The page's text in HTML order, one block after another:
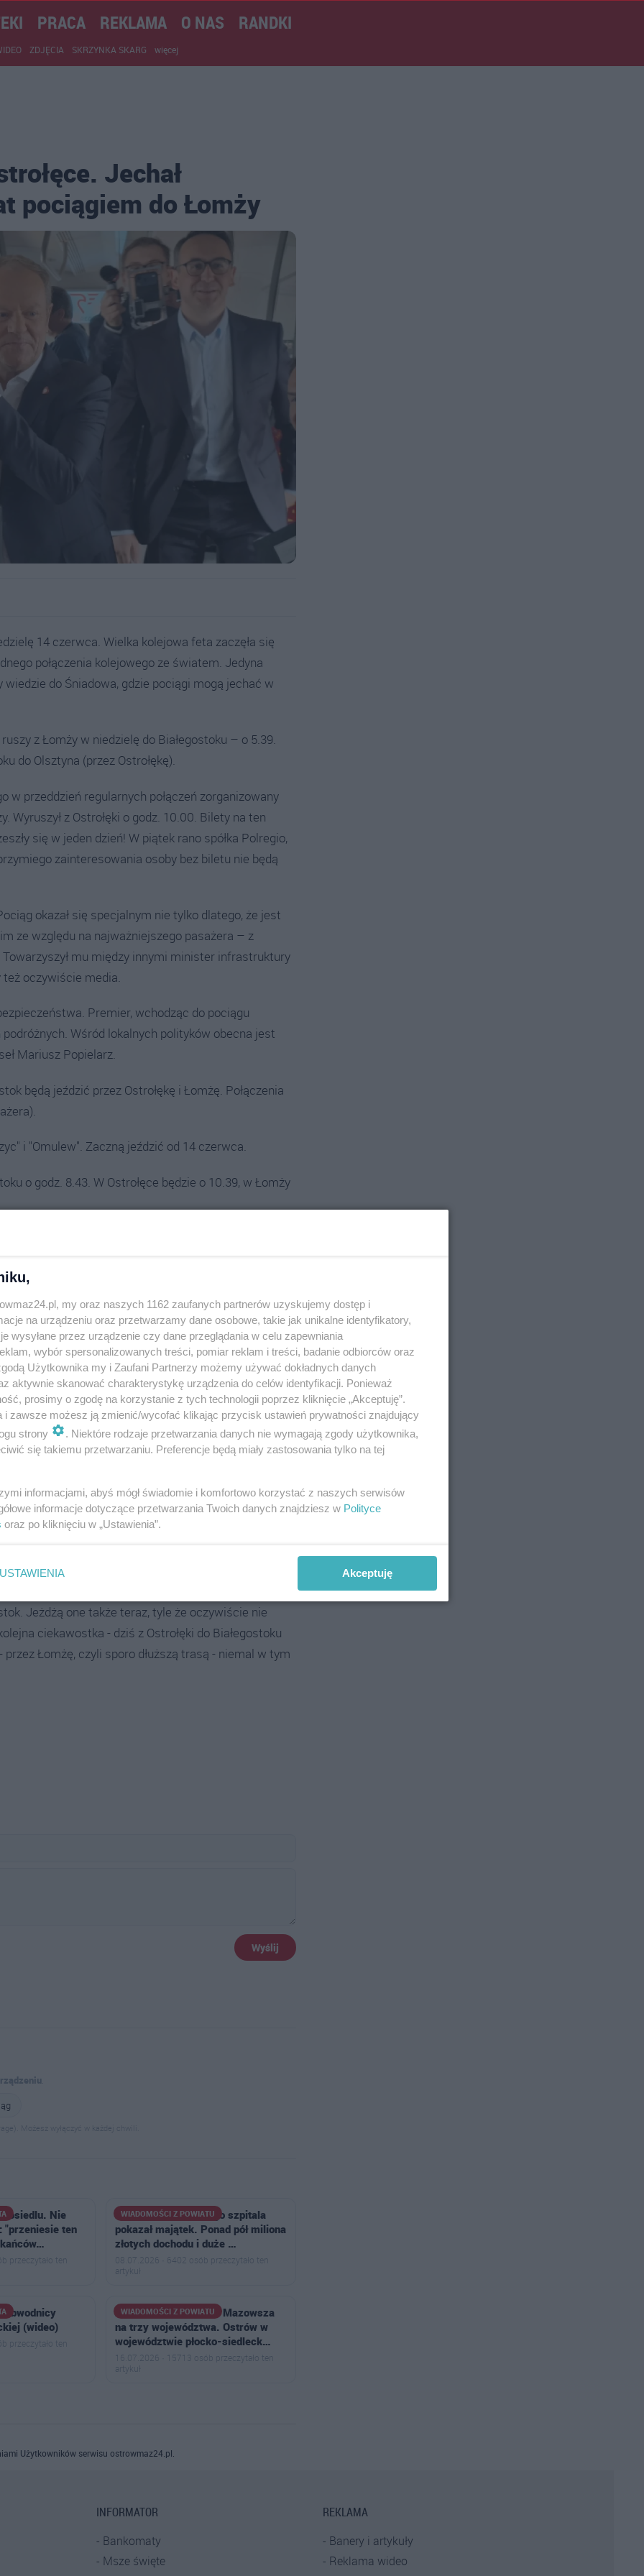
PRACA REKLAMA O NAS RANDKI
ZDJĘCIA SKRZYNKA SKARG więcej
Jechał
pociągiem do Łomży
14 czerwca. Wielka kolejowa feta zaczęła się
połączenia kolejowego ze światem. Jedyna
do Śniadowa, gdzie pociągi mogą jechać w
z Łomży w niedzielę do Białegostoku – o 5.39.
do Olsztyna (przez Ostrołękę).
w przeddzień regularnych połączeń zorganizowany
Wyruszył z Ostrołęki o godz. 10.00. Bilety na ten
się w jeden dzień! W piątek rano spółka Polregio,
zainteresowania osoby bez biletu nie będą
okazał się specjalnym nie tylko dlatego, że jest
ze względu na najważniejszego pasażera – z
Towarzyszył mu między innymi minister infrastruktury
też oczywiście media.
Premier, wchodząc do pociągu
Wśród lokalnych polityków obecna jest
Mariusz Popielarz.
będą jeździć przez Ostrołękę i Łomżę. Połączenia
i "Omulew". Zaczną jeździć od 14 czerwca.
o godz. 8.43. W Ostrołęce będzie o 10.39, w Łomży
o 14.56, w Ostrołęce - o 15.27, w Olsztynie - o
dla tych, którzy z Ostrołęki będą się chcieli
z Ostrołęki o 6.44, żeby do Olsztyna dojechać na
będzie o 21.12 (w Łomży o 21.49, w Białymstoku o
Od 14 czerwca z Ostrołęki do Łomży tymi
o 13.52 (przyjazd: 14.27) i o 18.30 (przyjazd:
13.21) i 17.39 (przyjazd: 18.14).
na stacjach: Kurpie, Śniadowo, Koziki i Konarzyce.
Jeżdżą one także teraz, tyle że oczywiście nie
ciekawostka - dziś z Ostrołęki do Białegostoku
Łomżę, czyli sporo dłuższą trasą - niemal w tym
Wyślij
.
Możesz wyłączyć w każdej chwili.
osiedlu. Nie
"przeniesie ten
przeczytało ten
WIADOMOŚCI Z POWIATU
Dyrektor ostrowskiego szpitala
pokazał majątek. Ponad pół miliona
złotych dochodu i duże …
08.07.2026 · 6402 osób przeczytało ten
artykuł
obwodnicy
(wideo)
przeczytało ten
WIADOMOŚCI Z POWIATU
Powstał plan podziału Mazowsza
na trzy województwa. Ostrów w
województwie płocko-siedleck…
16.07.2026 · 15713 osób przeczytało ten
artykuł
Użytkowników serwisu ostrowmaz24.pl.
INFORMATOR
Bankomaty
Msze święte
REKLAMA
Banery i artykuły
Reklama wideo
my oraz naszych 1162 zaufanych partnerów uzyskujemy dostęp i
na urządzeniu oraz przetwarzamy dane osobowe, takie jak unikalne identyfikatory,
wysyłane przez urządzenie czy dane przeglądania w celu zapewniania
wybór spersonalizowanych treści, pomiar reklam i treści, badanie odbiorców oraz
Użytkownika my i Zaufani Partnerzy możemy używać dokładnych danych
aktywnie skanować charakterystykę urządzenia do celów identyfikacji. Ponieważ
prosimy o zgodę na korzystanie z tych technologii poprzez kliknięcie „Akceptuję”.
i zawsze możesz ją zmienić/wycofać klikając przycisk ustawień prywatności znajdujący
strony
. Niektóre rodzaje przetwarzania danych nie wymagają zgody użytkownika,
się takiemu przetwarzaniu. Preferencje będą miały zastosowania tylko na tej
informacjami, abyś mógł świadomie i komfortowo korzystać z naszych serwisów
informacje dotyczące przetwarzania Twoich danych znajdziesz w Polityce
oraz po kliknięciu w „Ustawienia”.
USTAWIENIA Akceptuję